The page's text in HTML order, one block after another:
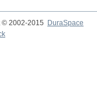
© 2002-2015
DuraSpace